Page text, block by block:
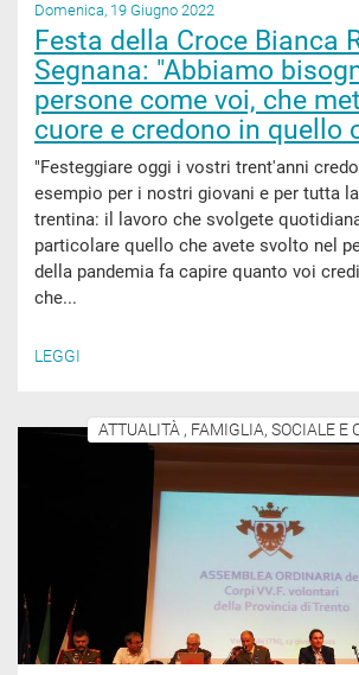
Domenica, 19 Giugno 2022
Festa della Croce Bianca
Segnana: "Abbiamo
persone come voi, che
cuore e credono in quello
"Festeggiare oggi i vostri trent'anni
esempio per i nostri giovani e per tutta
trentina: il lavoro che svolgete
particolare quello che avete svolto nel
della pandemia fa capire quanto voi
che...
LEGGI
ATTUALITÀ , FAMIGLIA, SOCIALE E